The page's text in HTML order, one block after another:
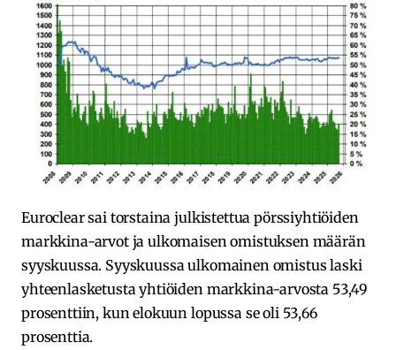
Euroclear sai torstaina julkistettua pörssiyhtiöiden
markkina-arvot ja ulkomaisen omistuksen määrän
syyskuussa. Syyskuussa ulkomainen omistus laski
yhteenlasketusta yhtiöiden markkina-arvosta 53,49
prosenttiin, kun elokuun lopussa se oli 53,66
prosenttia.